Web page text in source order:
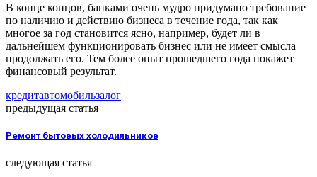
В конце концов, банками очень мудро придумано требование
по наличию и действию бизнеса в течение года, так как
многое за год становится ясно, например, будет ли в
дальнейшем функционировать бизнес или не имеет смысла
продолжать его. Тем более опыт прошедшего года покажет
финансовый результат.
кредитавтомобильзалог
предыдущая статья
Ремонт бытовых холодильников
следующая статья